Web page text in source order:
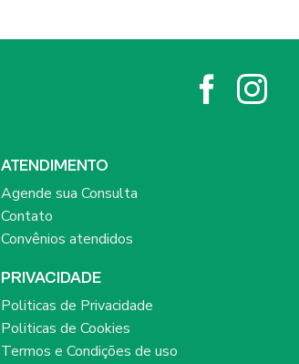
ATENDIMENTO
Agende sua Consulta
Contato
Convênios atendidos
PRIVACIDADE
Politicas de Privacidade
Politicas de Cookies
Termos e Condições de uso